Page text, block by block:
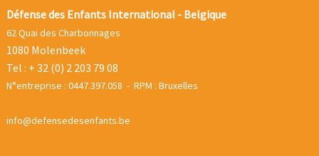
Défense des Enfants International - Belgique
62 Quai des Charbonnages
1080 Molenbeek
Tel : + 32 (0) 2 203 79 08
N°entreprise : 0447.397.058 - RPM : Bruxelles
info@defensedesenfants.be